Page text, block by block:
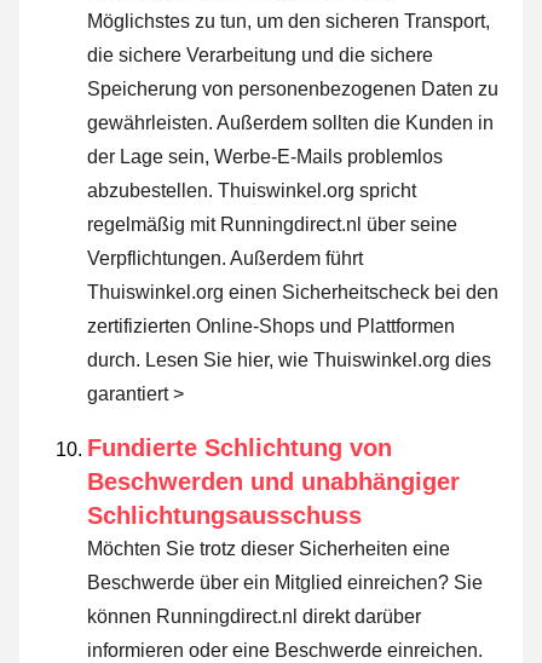
Möglichstes zu tun, um den sicheren Transport,
die sichere Verarbeitung und die sichere
Speicherung von personenbezogenen Daten zu
gewährleisten. Außerdem sollten die Kunden in
der Lage sein, Werbe-E-Mails problemlos
abzubestellen. Thuiswinkel.org spricht
regelmäßig mit Runningdirect.nl über seine
Verpflichtungen. Außerdem führt
Thuiswinkel.org einen Sicherheitscheck bei den
zertifizierten Online-Shops und Plattformen
durch. Lesen Sie hier, wie Thuiswinkel.org dies
garantiert >
Fundierte Schlichtung von
Beschwerden und unabhängiger
Schlichtungsausschuss
Möchten Sie trotz dieser Sicherheiten eine
Beschwerde über ein Mitglied einreichen? Sie
können Runningdirect.nl direkt darüber
informieren oder eine Beschwerde einreichen.